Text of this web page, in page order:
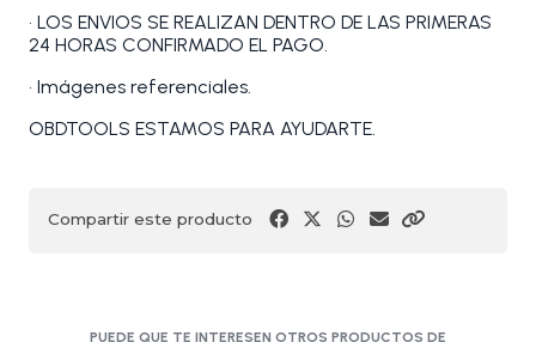
• LOS ENVIOS SE REALIZAN DENTRO DE LAS PRIMERAS
24 HORAS CONFIRMADO EL PAGO.
• Imágenes referenciales.
OBDTOOLS ESTAMOS PARA AYUDARTE.
Compartir este producto
PUEDE QUE TE INTERESEN OTROS PRODUCTOS DE